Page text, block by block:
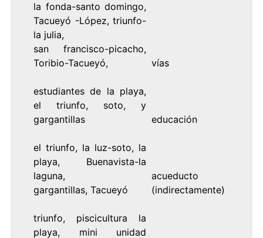
la fonda-santo domingo,
Tacueyó -López, triunfo-
la julia,
san francisco-picacho,
Toribio-Tacueyó,
vías
estudiantes de la playa,
el triunfo, soto, y
gargantillas
educación
el triunfo, la luz-soto, la
playa, Buenavista-la
laguna,
gargantillas, Tacueyó
acueducto
(indirectamente)
triunfo, piscicultura la
playa, mini unidad